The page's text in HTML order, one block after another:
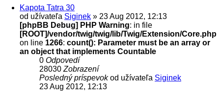
Kapota Tatra 30
od užívateľa Siginek » 23 Aug 2012, 12:13
[phpBB Debug] PHP Warning: in file
[ROOT]/vendor/twig/twig/lib/Twig/Extension/Core.php
on line 1266: count(): Parameter must be an array or
an object that implements Countable
0 Odpovedí
28030 Zobrazení
Posledný príspevokod užívateľa Siginek
23 Aug 2012, 12:13